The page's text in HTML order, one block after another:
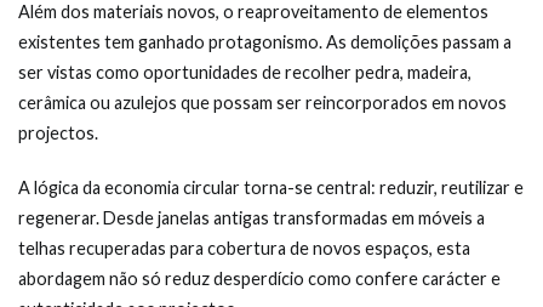
Além dos materiais novos, o reaproveitamento de elementos
existentes tem ganhado protagonismo. As demolições passam a
ser vistas como oportunidades de recolher pedra, madeira,
cerâmica ou azulejos que possam ser reincorporados em novos
projectos.
A lógica da economia circular torna-se central: reduzir, reutilizar e
regenerar. Desde janelas antigas transformadas em móveis a
telhas recuperadas para cobertura de novos espaços, esta
abordagem não só reduz desperdício como confere carácter e